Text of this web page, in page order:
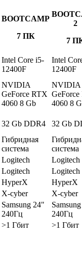
BOOTCAMP
7 ПК
2
7
Intel Core i5-
12400F
Intel
12400F
NVIDIA
GeForce RTX
4060 8 Gb
NVIDIA
4060 8
32 Gb DDR4 32 Gb
Гибридная
система
система
Logitech
Logitech
Logitech
Logitech
HyperX
HyperX
X-cyber
X-cyber
Samsung 24"
240Гц
240Гц
>1 Гбит >1 Гбит